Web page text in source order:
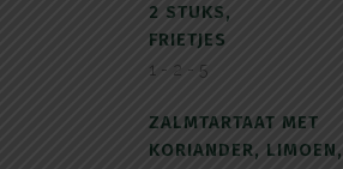
2 STUKS,
FRIETJES
1 - 2 - 5
ZALMTARTAAT MET
KORIANDER, LIMOEN,